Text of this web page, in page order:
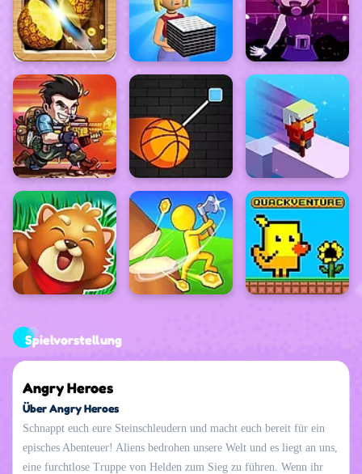
Spielvorstellung
Angry Heroes
Über Angry Heroes
Schnappt euch eure Steinschleudern und macht euch bereit für ein
episches Abenteuer! Aliens bedrohen unsere Welt und es liegt an uns,
eine furchtlose Truppe von Helden zum Sieg zu führen. Wenn ihr